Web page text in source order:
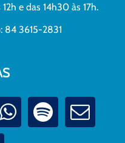
e das 14h30 às 17h.
84 3615-2831